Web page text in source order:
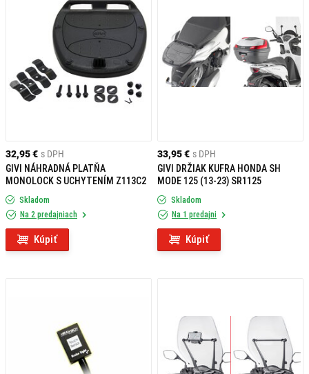
32,95 € s DPH
GIVI NÁHRADNÁ PLATŇA
MONOLOCK S UCHYTENÍM Z113C2
Skladom
Na 2 predajniach
Kúpiť
33,95 € s DPH
GIVI DRŽIAK KUFRA HONDA SH
MODE 125 (13-23) SR1125
Skladom
Na 1 predajni
Kúpiť